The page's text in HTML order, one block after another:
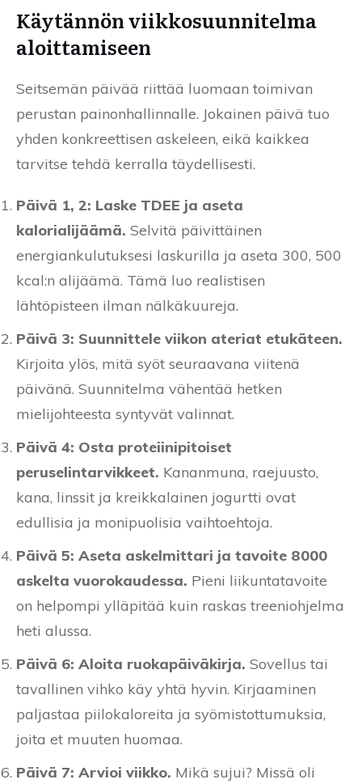
Käytännön viikkosuunnitelma
aloittamiseen
Seitsemän päivää riittää luomaan toimivan
perustan painonhallinnalle. Jokainen päivä tuo
yhden konkreettisen askeleen, eikä kaikkea
tarvitse tehdä kerralla täydellisesti.
Päivä 1, 2: Laske TDEE ja aseta
kalorialijäämä. Selvitä päivittäinen
energiankulutuksesi laskurilla ja aseta 300, 500
kcal:n alijäämä. Tämä luo realistisen
lähtöpisteen ilman nälkäkuureja.
Päivä 3: Suunnittele viikon ateriat etukäteen.
Kirjoita ylös, mitä syöt seuraavana viitenä
päivänä. Suunnitelma vähentää hetken
mielijohteesta syntyvät valinnat.
Päivä 4: Osta proteiinipitoiset
peruselintarvikkeet. Kananmuna, raejuusto,
kana, linssit ja kreikkalainen jogurtti ovat
edullisia ja monipuolisia vaihtoehtoja.
Päivä 5: Aseta askelmittari ja tavoite 8000
askelta vuorokaudessa. Pieni liikuntatavoite
on helpompi ylläpitää kuin raskas treeniohjelma
heti alussa.
Päivä 6: Aloita ruokapäiväkirja. Sovellus tai
tavallinen vihko käy yhtä hyvin. Kirjaaminen
paljastaa piilokaloreita ja syömistottumuksia,
joita et muuten huomaa.
Päivä 7: Arvioi viikko. Mikä sujui? Missä oli